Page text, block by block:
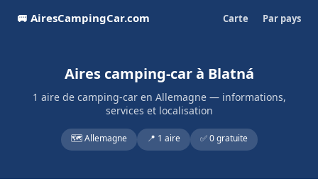
🚐 AiresCampingCar.com Carte Par pays
Aires camping-car à Blatná
1 aire de camping-car en Allemagne — informations,
services et localisation
🗺️ Allemagne 📍 1 aire ✅ 0 gratuite